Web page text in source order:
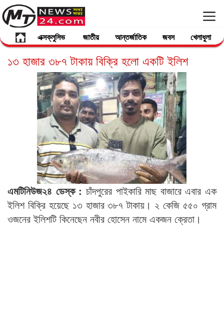
এক্সক্লুসিভ জাতীয় আন্তর্জাতিক জবস খেলাধুলা
১৩ হাজার ৩৮৭ টাকায় বিক্রি হলো একটি ইলিশ
এমটিনিউজ২৪ ডেস্ক : চাঁদপুরের পাইকারি মাছ বাজারে এবার এক
ইলিশ বিক্রি হয়েছে ১৩ হাজার ৩৮৭ টাকায়। ২ কেজি ৫৫০ গ্রাম
ওজনের ইলিশটি কিনেছেন নবীর হোসেন নামে একজন ক্রেতা।